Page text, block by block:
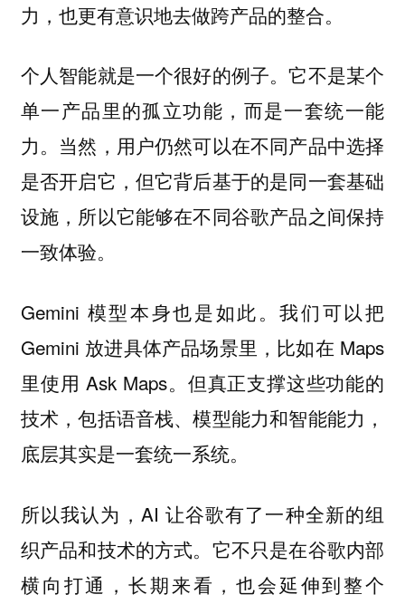
力，也更有意识地去做跨产品的整合。
个人智能就是一个很好的例子。它不是某个
单一产品里的孤立功能，而是一套统一能
力。当然，用户仍然可以在不同产品中选择
是否开启它，但它背后基于的是同一套基础
设施，所以它能够在不同谷歌产品之间保持
一致体验。
Gemini 模型本身也是如此。我们可以把
Gemini 放进具体产品场景里，比如在 Maps
里使用 Ask Maps。但真正支撑这些功能的
技术，包括语音栈、模型能力和智能能力，
底层其实是一套统一系统。
所以我认为，AI 让谷歌有了一种全新的组
织产品和技术的方式。它不只是在谷歌内部
横向打通，长期来看，也会延伸到整个